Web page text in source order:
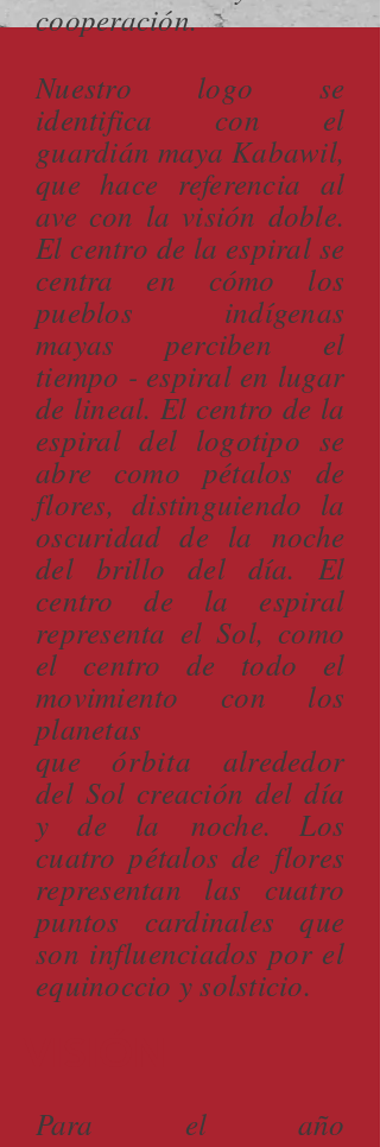
cooperación.
Nuestro logo se
identifica con el
guardián maya Kabawil,
que hace referencia al
ave con la visión doble.
El centro de la espiral se
centra en cómo los
pueblos indígenas
mayas perciben el
tiempo - espiral en lugar
de lineal. El centro de la
espiral del logotipo se
abre como pétalos de
flores, distinguiendo la
oscuridad de la noche
del brillo del día. El
centro de la espiral
representa el Sol, como
el centro de todo el
movimiento con los
planetas
queórbita alrededor
del Sol creación del día
y de la noche. Los
cuatro pétalos de flores
representan las cuatro
puntos cardinales que
son influenciados por el
equinoccio y solsticio.
Para el año